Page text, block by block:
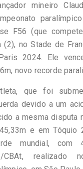
mineiro
F56 (que
(2), no Stade de
2024. Ele
novo recorde
que foi
devido a um
a mesma disputa
e em Tóquio
mundial, com
CBAt, realizado